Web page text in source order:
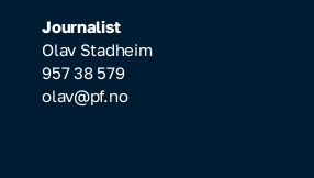
Journalist
Olav Stadheim
957 38 579
olav@pf.no